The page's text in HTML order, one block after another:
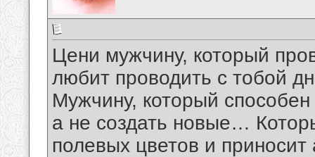
Цени мужчину, который
любит проводить с тобой
Мужчину, который
а не создать новые…
полевых цветов и